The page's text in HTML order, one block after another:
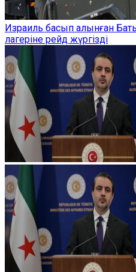
Израиль басып алынған
лагеріне рейд жүргізді